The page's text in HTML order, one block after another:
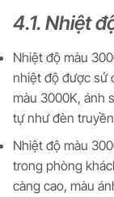
4.1. Nhiệt
Nhiệt độ màu
nhiệt độ được sử
màu 3000K, ánh
tự như đèn
Nhiệt độ màu
trong phòng
càng cao, màu